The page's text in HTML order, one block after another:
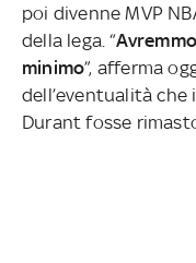
poi divenne MVP
della lega. “
minimo”, afferma
dell’eventualità
Durant fosse